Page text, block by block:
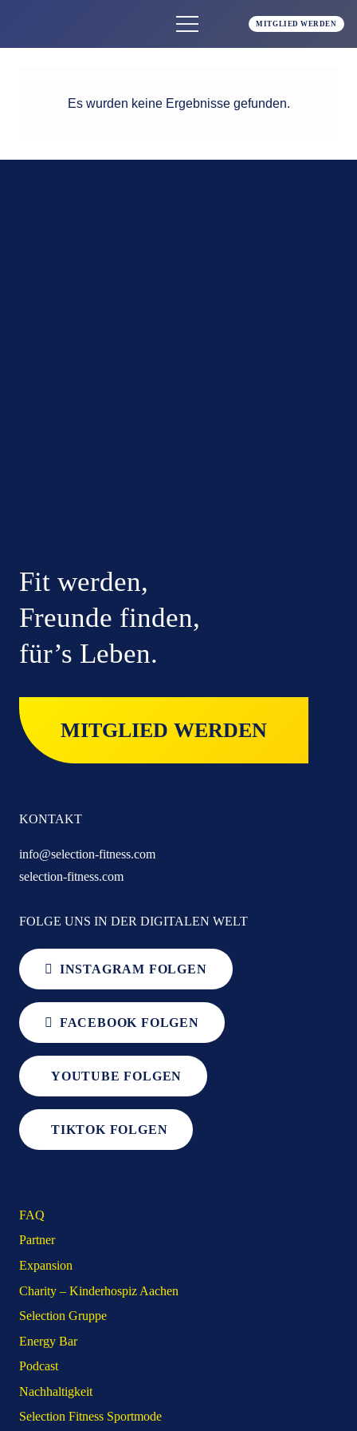
MITGLIED WERDEN
Es wurden keine Ergebnisse gefunden.
Fit werden,
Freunde finden,
für’s Leben.
MITGLIED WERDEN
KONTAKT
info@selection-fitness.com
selection-fitness.com
FOLGE UNS IN DER DIGITALEN WELT
INSTAGRAM FOLGEN
FACEBOOK FOLGEN
YOUTUBE FOLGEN
TIKTOK FOLGEN
FAQ
Partner
Expansion
Charity – Kinderhospiz Aachen
Selection Gruppe
Energy Bar
Podcast
Nachhaltigkeit
Selection Fitness Sportmode